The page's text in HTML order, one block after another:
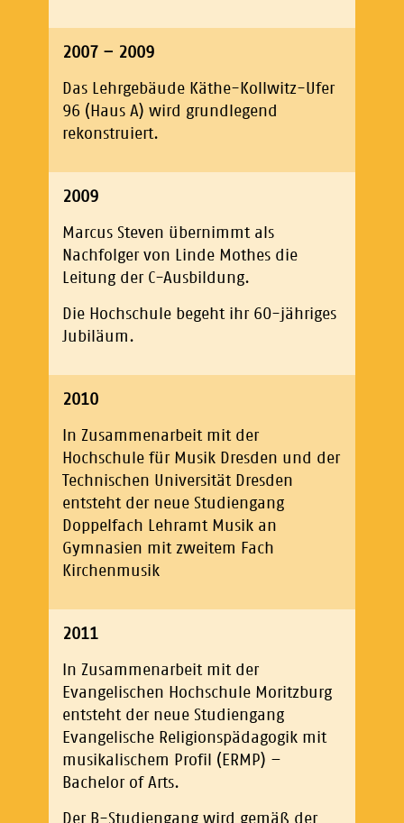
2007 – 2009
Das Lehrgebäude Käthe-Kollwitz-Ufer
96 (Haus A) wird grundlegend
rekonstruiert.
2009
Marcus Steven übernimmt als
Nachfolger von Linde Mothes die
Leitung der C-Ausbildung.
Die Hochschule begeht ihr 60-jähriges
Jubiläum.
2010
In Zusammenarbeit mit der
Hochschule für Musik Dresden und der
Technischen Universität Dresden
entsteht der neue Studiengang
Doppelfach Lehramt Musik an
Gymnasien mit zweitem Fach
Kirchenmusik
2011
In Zusammenarbeit mit der
Evangelischen Hochschule Moritzburg
entsteht der neue Studiengang
Evangelische Religionspädagogik mit
musikalischem Profil (ERMP) –
Bachelor of Arts.
Der B-Studiengang wird gemäß der